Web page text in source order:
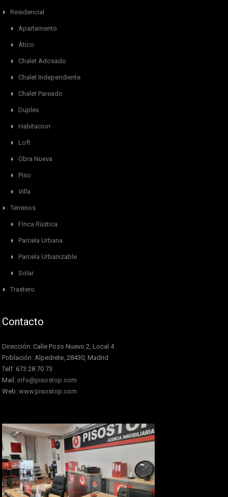
Residencial
Apartamento
Ático
Chalet Adosado
Chalet Independiente
Chalet Pareado
Duplex
Habitacion
Loft
Obra Nueva
Piso
Villa
Terrenos
Finca Rústica
Parcela Urbana
Parcela Urbanizable
Solar
Trastero
Contacto
Dirección: Calle Pozo Nuevo 2, Local 4
Población: Alpedrete, 28430, Madrid
Telf: 673 28 70 73
Mail: info@pisostop.com
Web: www.pisostop.com